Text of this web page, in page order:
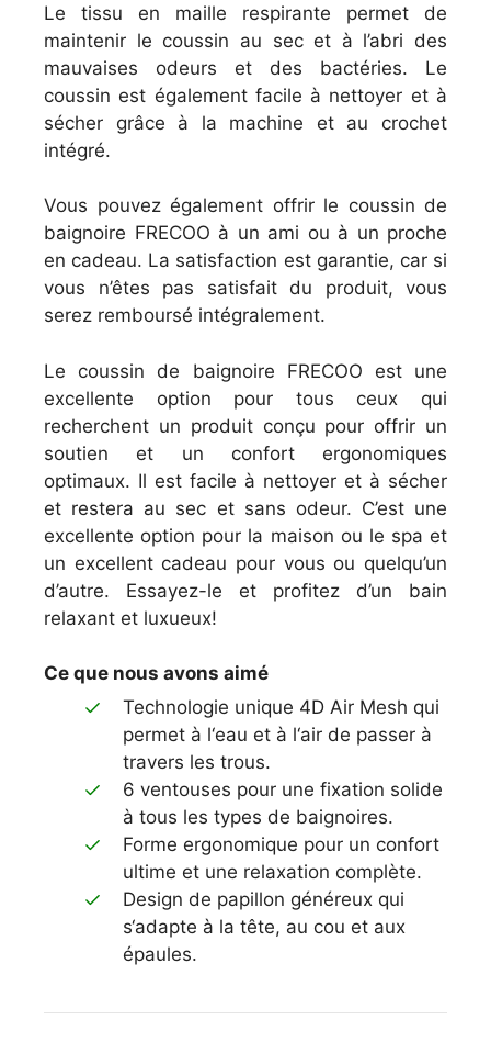
Le tissu en maille respirante permet de
maintenir le coussin au sec et à l’abri des
mauvaises odeurs et des bactéries. Le
coussin est également facile à nettoyer et à
sécher grâce à la machine et au crochet
intégré.
Vous pouvez également offrir le coussin de
baignoire FRECOO à un ami ou à un proche
en cadeau. La satisfaction est garantie, car si
vous n’êtes pas satisfait du produit, vous
serez remboursé intégralement.
Le coussin de baignoire FRECOO est une
excellente option pour tous ceux qui
recherchent un produit conçu pour offrir un
soutien et un confort ergonomiques
optimaux. Il est facile à nettoyer et à sécher
et restera au sec et sans odeur. C’est une
excellente option pour la maison ou le spa et
un excellent cadeau pour vous ou quelqu’un
d’autre. Essayez-le et profitez d’un bain
relaxant et luxueux!
Ce que nous avons aimé
Technologie unique 4D Air Mesh qui
permet à l‘eau et à l‘air de passer à
travers les trous.
6 ventouses pour une fixation solide
à tous les types de baignoires.
Forme ergonomique pour un confort
ultime et une relaxation complète.
Design de papillon généreux qui
s‘adapte à la tête, au cou et aux
épaules.